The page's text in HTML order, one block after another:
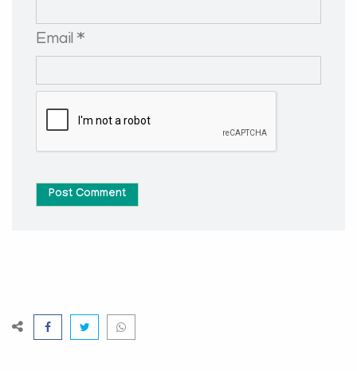
Email *
Post Comment